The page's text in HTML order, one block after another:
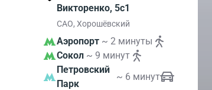
Викторенко, 5с1
САО, Хорошёвский
Аэропорт ~ 2 минуты
Сокол ~ 9 минут
Петровский
Парк
~ 6 минут